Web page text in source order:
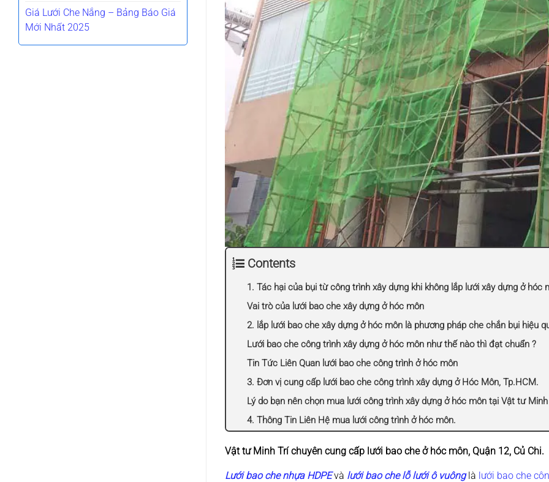
Giá Lưới Che Nắng – Bảng Báo Giá
Mới Nhất 2025
Contents
1. Tác hại của bụi từ công trình xây dựng khi không lắp lưới xây dựng ở hóc
Vai trò của lưới bao che xây dựng ở hóc môn
2. lắp lưới bao che xây dựng ở hóc môn là phương pháp che chắn bụi hiệu
Lưới bao che công trình xây dựng ở hóc môn như thế nào thì đạt chuẩn ?
Tin Tức Liên Quan lưới bao che công trình ở hóc môn
3. Đơn vị cung cấp lưới bao che công trình xây dựng ở Hóc Môn, Tp.HCM.
Lý do bạn nên chọn mua lưới công trình xây dựng ở hóc môn tại Vật tư
4. Thông Tin Liên Hệ mua lưới công trình ở hóc môn.
Vật tư Minh Trí chuyên cung cấp lưới bao che ở hóc môn, Quận 12, Củ Chi.
Lưới bao che nhựa HDPEvà lưới bao che lỗ lưới ô vuônglà lưới bao che